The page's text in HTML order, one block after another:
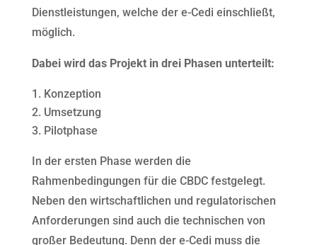
Dienstleistungen, welche der e-Cedi einschließt,
möglich.
Dabei wird das Projekt in drei Phasen unterteilt:
Konzeption
Umsetzung
Pilotphase
In der ersten Phase werden die
Rahmenbedingungen für die CBDC festgelegt.
Neben den wirtschaftlichen und regulatorischen
Anforderungen sind auch die technischen von
großer Bedeutung. Denn der e-Cedi muss die